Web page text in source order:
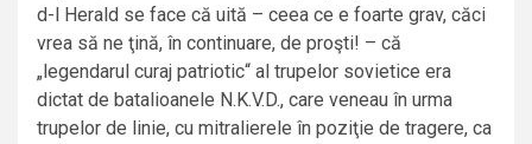
d-l Herald se face că uită – ceea ce e foarte grav, căci
vrea să ne ţină, în continuare, de proşti! – că
„legendarul curaj patriotic“ al trupelor sovietice era
dictat de batalioanele N.K.V.D., care veneau în urma
trupelor de linie, cu mitralierele în poziţie de tragere, ca